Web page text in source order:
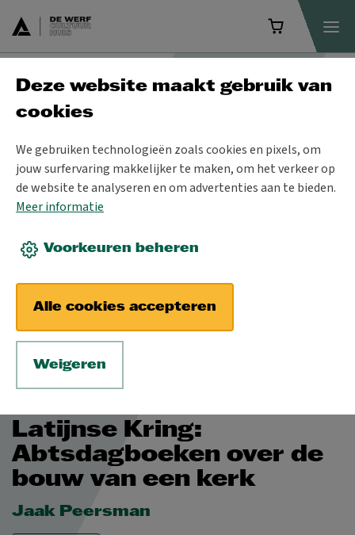
Programma
DI 16 FEB 2027
Latijnse Kring:
Abtsdagboeken over de
bouw van een kerk
Jaak Peersman
Deze website maakt gebruik van
cookies
We gebruiken technologieën zoals cookies en pixels, om
jouw surfervaring makkelijker te maken, om het verkeer op
de website te analyseren en om advertenties aan te bieden.
Meer informatie
Voorkeuren beheren
Alle cookies accepteren
Weigeren